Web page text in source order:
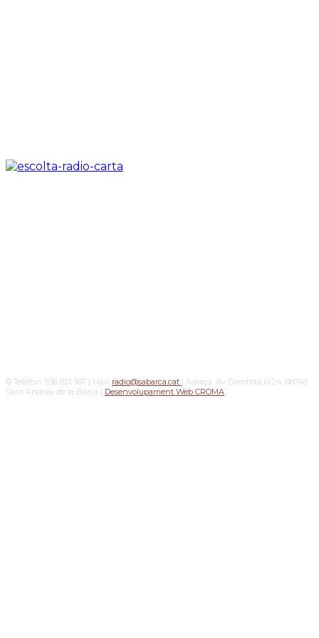
© Telèfon: 936 821 367 | Mail: radio@sabarca.cat | Adreça: Av Constitució 24, 08740
Sant Andreu de la Barca | Desenvolupament Web CROMA